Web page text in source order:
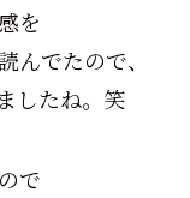
を
んでたので、
したね。笑
で